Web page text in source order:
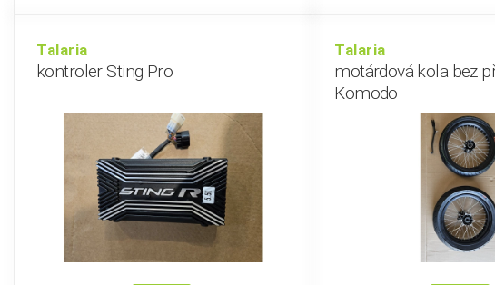
Talaria
kontroler Sting Pro
Talaria
motárdová kola bez
Komodo